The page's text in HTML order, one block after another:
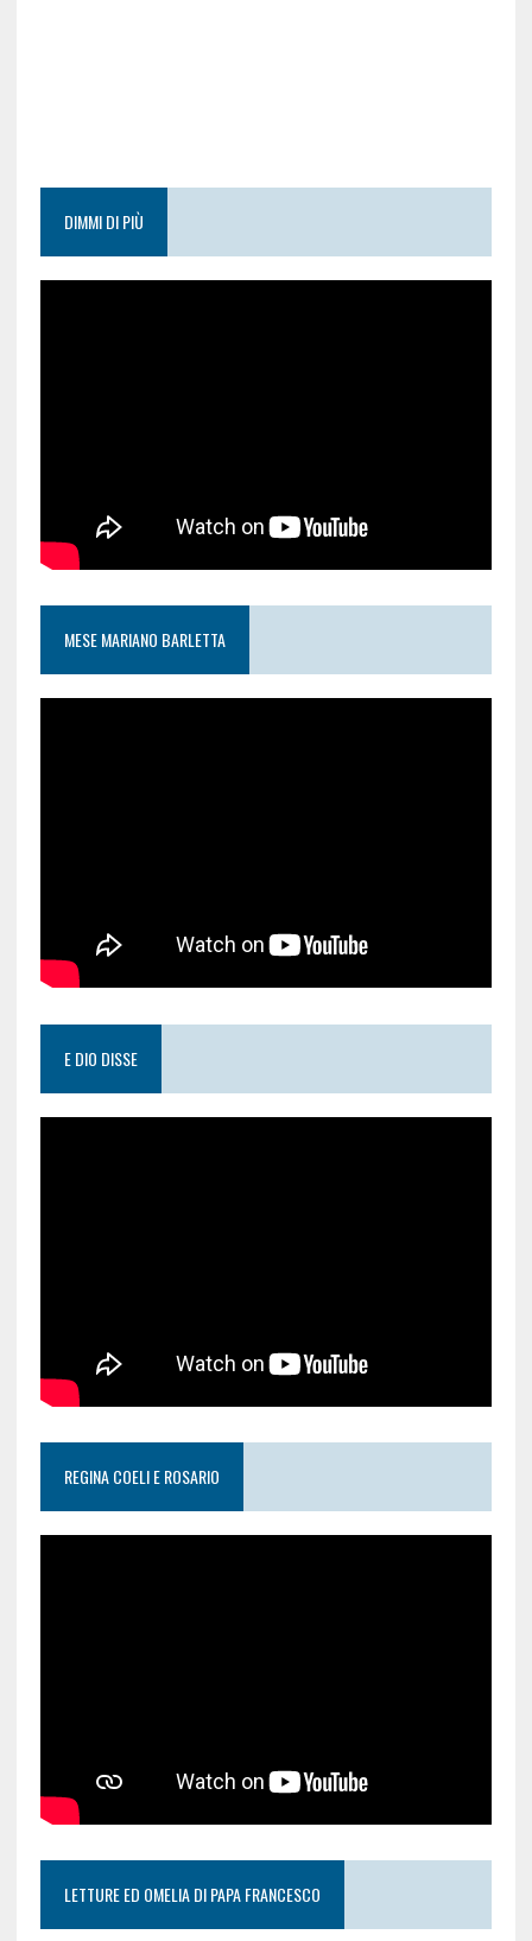
DIMMI DI PIÙ
MESE MARIANO BARLETTA
E DIO DISSE
REGINA COELI E ROSARIO
LETTURE ED OMELIA DI PAPA FRANCESCO